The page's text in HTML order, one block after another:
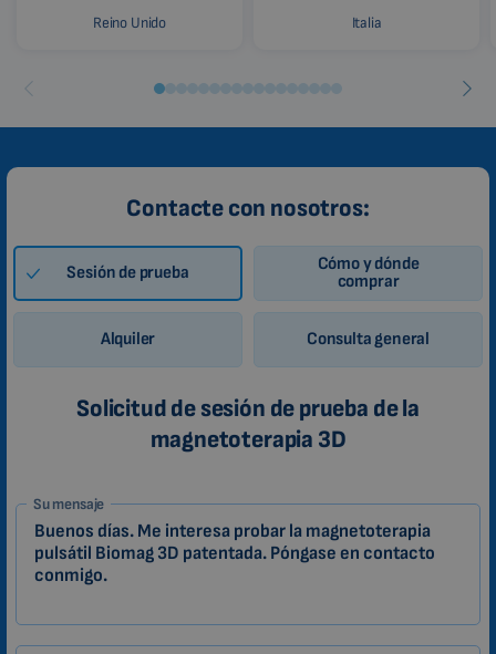
Reino Unido Italia
Contacte con nosotros:
Sesión de prueba
Cómo y dónde
comprar
Alquiler Consulta general
Solicitud de sesión de prueba de la
magnetoterapia 3D
1-
ES
Zákazník
Su mensaje